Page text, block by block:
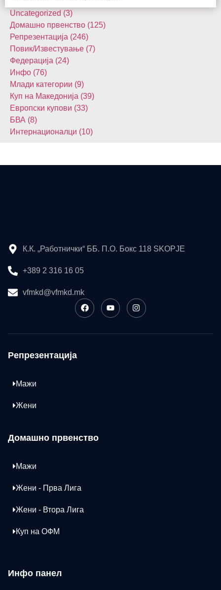
Uncategorized (3)
Домашнo првенство (125)
Репрезентација (246)
Повик/Известување (7)
Федерација (24)
Инфо (76)
Млади категории (9)
Куп на Македонија (39)
Европски купови (33)
БВА (8)
Интернационалци (10)
К.К. „Работнички“ ББ. П.О. Бокс 118 SKOPJE
+389 2 316 16 05
vfmkd@vfmkd.mk
Репрезентација
Мажи
Жени
Домашно првенство
Мажи
Жени - Прва Лига
Жени - Втора Лига
Куп на ОФМ
Инфо панел